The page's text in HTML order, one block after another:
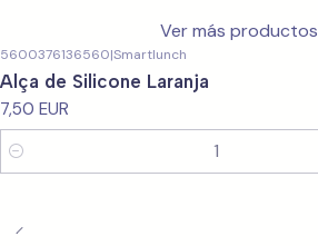
Ver más productos
5600376136560|Smartlunch
Alça de Silicone Laranja
7,50 EUR
Cantidad